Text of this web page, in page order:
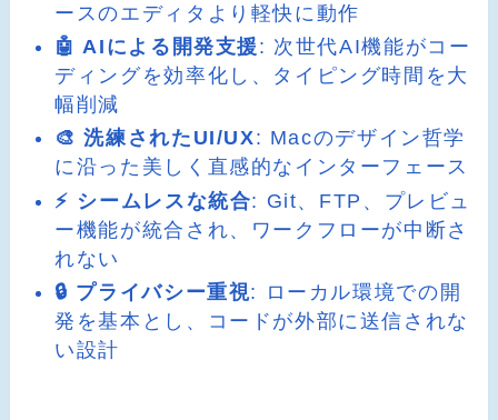
ースのエディタより軽快に動作
🤖 AIによる開発支援 : 次世代AI機能がコー
ディングを効率化し、タイピング時間を大
幅削減
🎨 洗練されたUI/UX: Macのデザイン哲学
に沿った美しく直感的なインターフェース
⚡ シームレスな統合: Git、FTP、プレビュ
ー機能が統合され、ワークフローが中断さ
れない
🔒 プライバシー重視: ローカル環境での開
発を基本とし、コードが外部に送信されな
い設計